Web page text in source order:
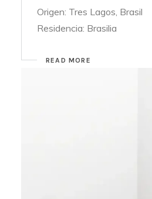
Origen: Tres Lagos, Brasil
Residencia: Brasilia
READ MORE